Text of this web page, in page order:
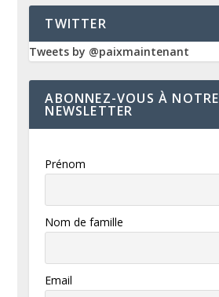
TWITTER
Tweets by @paixmaintenant
ABONNEZ-VOUS À NOTRE
NEWSLETTER
Prénom
Nom de famille
Email